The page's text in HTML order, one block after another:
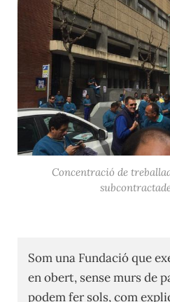
Concentració de
Som una Fundació que
en obert, sense murs de
podem fer sols, com